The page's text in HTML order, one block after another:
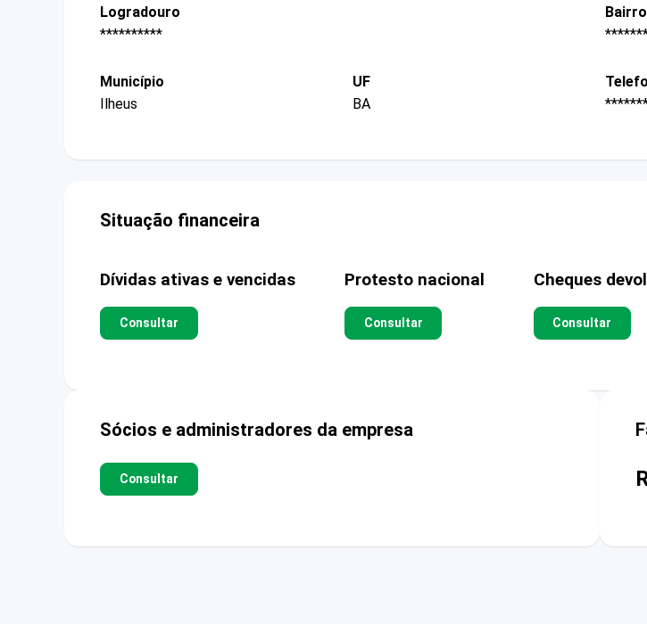
Logradouro
**********
Bairro
Município
Ilheus
UF
BA
Situação financeira
Dívidas ativas e vencidas
Consultar
Protesto nacional
Consultar
Cheques
Consultar
Sócios e administradores da empresa
Consultar